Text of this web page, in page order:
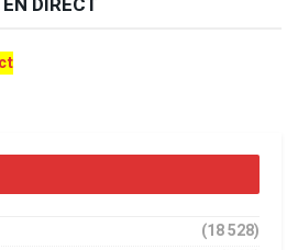
(18 528)